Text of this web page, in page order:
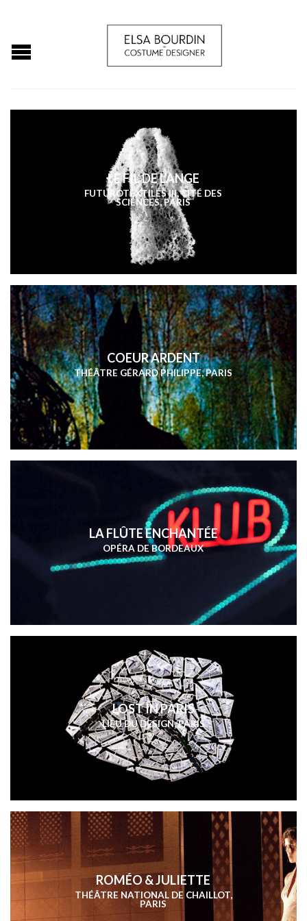
LE FIL DE L’ANGE
FUTUROTEXTILES III, CITÉ DES
SCIENCES, PARIS
COEUR ARDENT
THÉÂTRE GÉRARD PHILIPPE, PARIS
LA FLÛTE ENCHANTÉE
OPÉRA DE BORDEAUX
LOST IN PARIS
LIEU DU DESIGN, PARIS
ROMÉO & JULIETTE
THÉÂTRE NATIONAL DE CHAILLOT,
PARIS